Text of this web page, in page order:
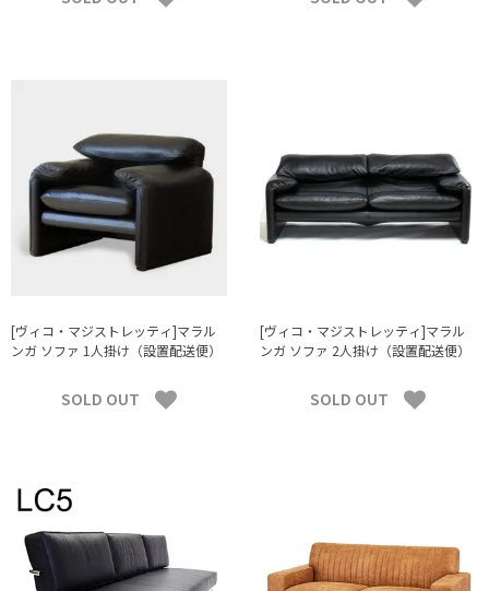
[ヴィコ・マジストレッティ]マラル
ンガ ソファ 1人掛け（設置配送便）
SOLD OUT
[ヴィコ・マジストレッティ]マラル
ンガ ソファ 2人掛け（設置配送便）
SOLD OUT